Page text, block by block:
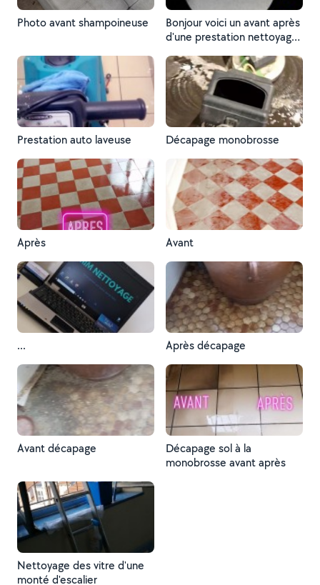
Photo avant shampoineuse
Bonjour voici un avant après
d'une prestation nettoyage
pour donnez un bon coup
de neuf à votre canapé
Prestation auto laveuse Décapage monobrosse
Après Avant
... Après décapage
Avant décapage
Décapage sol à la
monobrosse avant après
Nettoyage des vitre d'une
monté d'escalier